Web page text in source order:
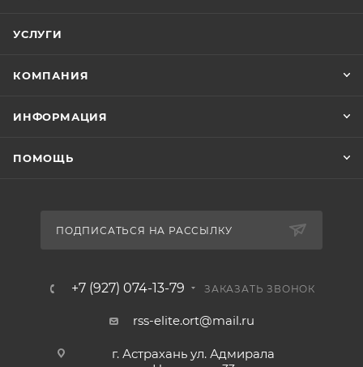
УСЛУГИ
КОМПАНИЯ
ИНФОРМАЦИЯ
ПОМОЩЬ
ПОДПИСАТЬСЯ НА РАССЫЛКУ
+7 (927) 074-13-79 ЗАКАЗАТЬ ЗВОНОК
rss-elite.ort@mail.ru
г. Астрахань ул. Адмирала